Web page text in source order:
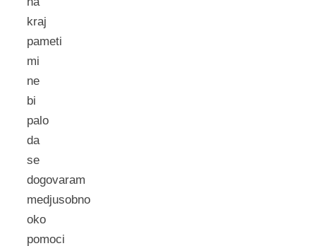
kraj
pameti
mi
ne
bi
palo
da
se
dogovaram
medjusobno
oko
pomoci